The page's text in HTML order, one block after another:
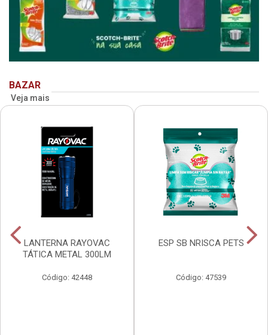
BAZAR
Veja mais
LANTERNA RAYOVAC
TÁTICA METAL 300LM
Código: 42448
ESP SB NRISCA PETS
Código: 47539